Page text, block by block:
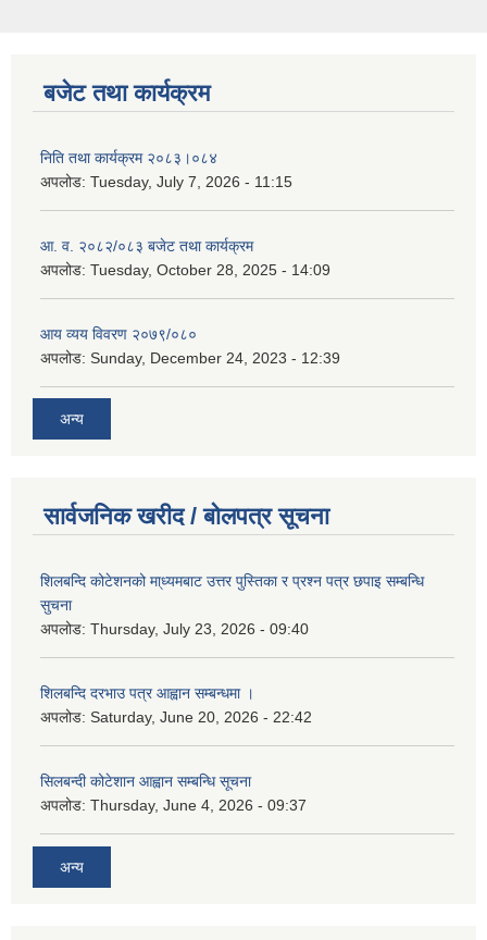
बजेट तथा कार्यक्रम
निति तथा कार्यक्रम २०८३।०८४
अपलोड: Tuesday, July 7, 2026 - 11:15
आ. व. २०८२/०८३ बजेट तथा कार्यक्रम
अपलोड: Tuesday, October 28, 2025 - 14:09
आय व्यय विवरण २०७९/०८०
अपलोड: Sunday, December 24, 2023 - 12:39
अन्य
सार्वजनिक खरीद / बोलपत्र सूचना
शिलबन्दि कोटेशनको मा्ध्यमबाट उत्तर पुस्तिका र प्रश्न पत्र छपाइ सम्बन्धि
सुचना
अपलोड: Thursday, July 23, 2026 - 09:40
शिलबन्दि दरभाउ पत्र आह्वान सम्बन्धमा ।
अपलोड: Saturday, June 20, 2026 - 22:42
सिलबन्दी कोटेशान आह्वान सम्बन्धि सूचना
अपलोड: Thursday, June 4, 2026 - 09:37
अन्य